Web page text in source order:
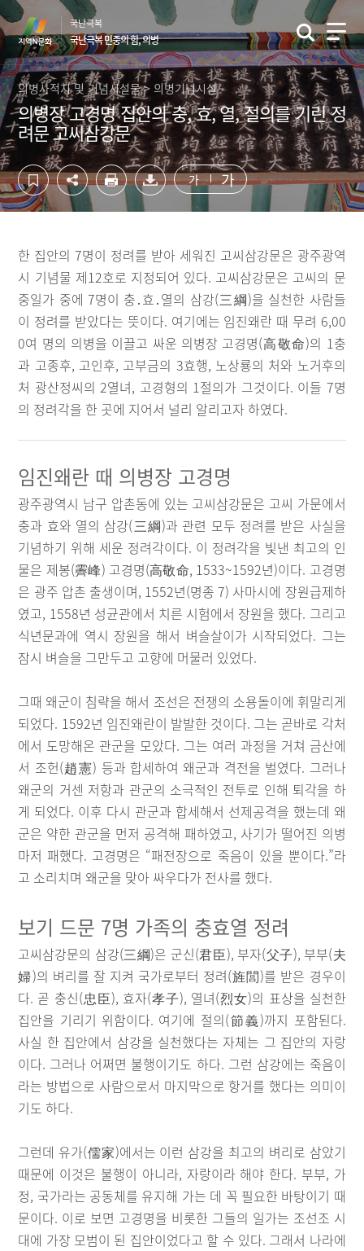
컨
텐
츠
영
역
바
로
가
기
하
단
영
역
바
로
가
기
국난극복
국난극복 민중의 힘, 의병
의병사적지 및 기념시설물 > 의병기념시설
의병장 고경명 집안의 충, 효, 열, 절의를 기린 정
려문 고씨삼강문
가 가
한 집안의 7명이 정려를 받아 세워진 고씨삼강문은 광주광역
시 기념물 제12호로 지정되어 있다. 고씨삼강문은 고씨의 문
중일가 중에 7명이 충․효․열의 삼강(三綱)을 실천한 사람들
이 정려를 받았다는 뜻이다. 여기에는 임진왜란 때 무려 6,00
0여 명의 의병을 이끌고 싸운 의병장 고경명(高敬命)의 1충
과 고종후, 고인후, 고부금의 3효행, 노상룡의 처와 노거후의
처 광산정씨의 2열녀, 고경형의 1절의가 그것이다. 이들 7명
의 정려각을 한 곳에 지어서 널리 알리고자 하였다.
임진왜란 때 의병장 고경명
광주광역시 남구 압촌동에 있는 고씨삼강문은 고씨 가문에서
충과 효와 열의 삼강(三綱)과 관련 모두 정려를 받은 사실을
기념하기 위해 세운 정려각이다. 이 정려각을 빛낸 최고의 인
물은 제봉(霽峰) 고경명(高敬命, 1533~1592년)이다. 고경명
은 광주 압촌 출생이며, 1552년(명종 7) 사마시에 장원급제하
였고, 1558년 성균관에서 치른 시험에서 장원을 했다. 그리고
식년문과에 역시 장원을 해서 벼슬살이가 시작되었다. 그는
잠시 벼슬을 그만두고 고향에 머물러 있었다.
그때 왜군이 침략을 해서 조선은 전쟁의 소용돌이에 휘말리게
되었다. 1592년 임진왜란이 발발한 것이다. 그는 곧바로 각처
에서 도망해온 관군을 모았다. 그는 여러 과정을 거쳐 금산에
서 조헌(趙憲) 등과 합세하여 왜군과 격전을 벌였다. 그러나
왜군의 거센 저항과 관군의 소극적인 전투로 인해 퇴각을 하
게 되었다. 이후 다시 관군과 합세해서 선제공격을 했는데 왜
군은 약한 관군을 먼저 공격해 패하였고, 사기가 떨어진 의병
마저 패했다. 고경명은 “패전장으로 죽음이 있을 뿐이다.”라
고 소리치며 왜군을 맞아 싸우다가 전사를 했다.
보기 드문 7명 가족의 충효열 정려
고씨삼강문의 삼강(三綱)은 군신(君臣), 부자(父子), 부부(夫
婦)의 벼리를 잘 지켜 국가로부터 정려(旌閭)를 받은 경우이
다. 곧 충신(忠臣), 효자(孝子), 열녀(烈女)의 표상을 실천한
집안을 기리기 위함이다. 여기에 절의(節義)까지 포함된다.
사실 한 집안에서 삼강을 실천했다는 자체는 그 집안의 자랑
이다. 그러나 어쩌면 불행이기도 하다. 그런 삼강에는 죽음이
라는 방법으로 사람으로서 마지막으로 항거를 했다는 의미이
기도 하다.
그런데 유가(儒家)에서는 이런 삼강을 최고의 벼리로 삼았기
때문에 이것은 불행이 아니라, 자랑이라 해야 한다. 부부, 가
정, 국가라는 공동체를 유지해 가는 데 꼭 필요한 바탕이기 때
문이다. 이로 보면 고경명을 비롯한 그들의 일가는 조선조 시
대에 가장 모범이 된 집안이었다고 할 수 있다. 그래서 나라에